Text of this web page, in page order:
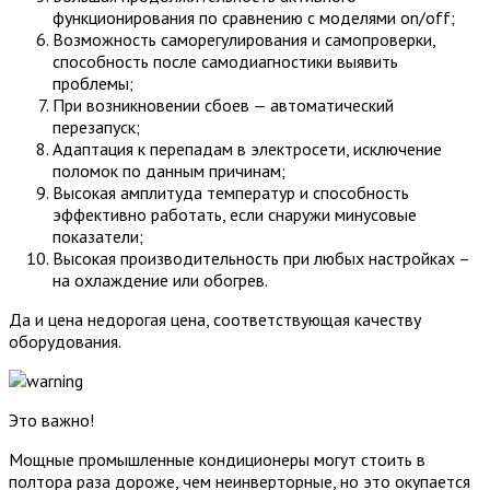
функционирования по сравнению с моделями on/off;
Возможность саморегулирования и самопроверки,
способность после самодиагностики выявить
проблемы;
При возникновении сбоев — автоматический
перезапуск;
Адаптация к перепадам в электросети, исключение
поломок по данным причинам;
Высокая амплитуда температур и способность
эффективно работать, если снаружи минусовые
показатели;
Высокая производительность при любых настройках –
на охлаждение или обогрев.
Да и цена недорогая цена, соответствующая качеству
оборудования.
Это важно!
Мощные промышленные кондиционеры могут стоить в
полтора раза дороже, чем неинверторные, но это окупается